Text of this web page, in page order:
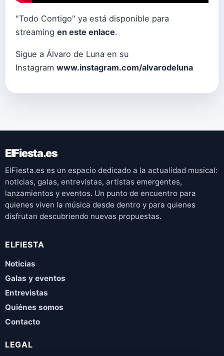
"Todo Contigo" ya está disponible para
streaming en este enlace.
Sigue a Álvaro de Luna en su
Instagram www.instagram.com/alvarodeluna
ElFiesta.es
ElFiesta.es es un espacio dedicado a la actualidad musical:
noticias, galas, entrevistas, artistas emergentes,
lanzamientos y eventos. Un punto de encuentro para
quienes viven la música desde dentro y para quienes
disfrutan descubriendo nuevas propuestas.
ELFIESTA
Noticias
Galas y eventos
Entrevistas
Quiénes somos
Contacto
LEGAL